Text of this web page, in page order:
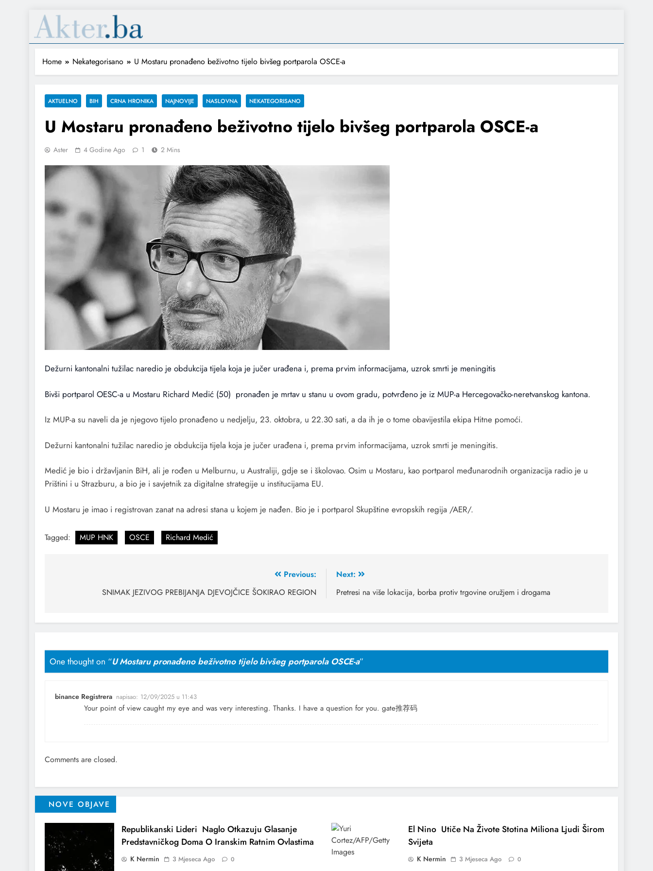
Home Nekategorisano U Mostaru pronađeno beživotno tijelo bivšeg portparola OSCE-a
AKTUELNO BIH CRNA HRONIKA NAJNOVIJE NASLOVNA NEKATEGORISANO
U Mostaru pronađeno beživotno tijelo bivšeg portparola OSCE-a
Aster 4 Godine Ago 1 2 Mins
Dežurni kantonalni tužilac naredio je obdukcija tijela koja je jučer urađena i, prema prvim informacijama, uzrok smrti je meningitis
Bivši portparol OESC-a u Mostaru Richard Medić (50) pronađen je mrtav u stanu u ovom gradu, potvrđeno je iz MUP-a Hercegovačko-neretvanskog kantona.
Iz MUP-a su naveli da je njegovo tijelo pronađeno u nedjelju, 23. oktobra, u 22.30 sati, a da ih je o tome obavijestila ekipa Hitne pomoći.
Dežurni kantonalni tužilac naredio je obdukcija tijela koja je jučer urađena i, prema prvim informacijama, uzrok smrti je meningitis.
Medić je bio i državljanin BiH, ali je rođen u Melburnu, u Australiji, gdje se i školovao. Osim u Mostaru, kao portparol međunarodnih organizacija radio je u
Prištini i u Strazburu, a bio je i savjetnik za digitalne strategije u institucijama EU.
U Mostaru je imao i registrovan zanat na adresi stana u kojem je nađen. Bio je i portparol Skupštine evropskih regija /AER/.
Tagged: MUP HNK OSCE Richard Medić
Previous:
SNIMAK JEZIVOG PREBIJANJA DJEVOJČICE ŠOKIRAO REGION
Next:
Pretresi na više lokacija, borba protiv trgovine oružjem i drogama
One thought on “U Mostaru pronađeno beživotno tijelo bivšeg portparola OSCE-a”
binance Registrera napisao: 12/09/2025 u 11:43
Your point of view caught my eye and was very interesting. Thanks. I have a question for you. gate推荐码
Comments are closed.
NOVE OBJAVE
Republikanski Lideri Naglo Otkazuju Glasanje
Predstavničkog Doma O Iranskim Ratnim Ovlastima
K Nermin 3 Mjeseca Ago 0
El Nino Utiče Na Živote Stotina Miliona Ljudi Širom
Svijeta
K Nermin 3 Mjeseca Ago 0